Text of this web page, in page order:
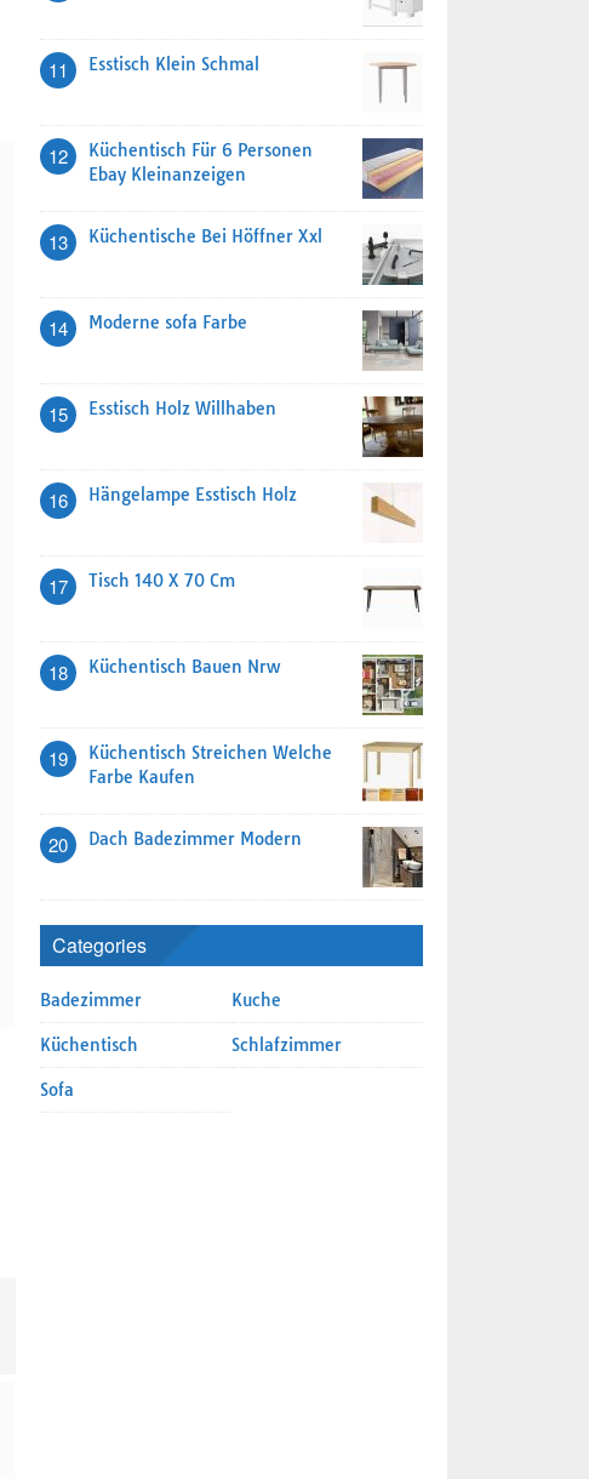
11 Esstisch Klein Schmal
12
Küchentisch Für 6 Personen
Ebay Kleinanzeigen
13 Küchentische Bei Höffner Xxl
14 Moderne sofa Farbe
15 Esstisch Holz Willhaben
16 Hängelampe Esstisch Holz
17 Tisch 140 X 70 Cm
18 Küchentisch Bauen Nrw
19
Küchentisch Streichen Welche
Farbe Kaufen
20 Dach Badezimmer Modern
Categories
Badezimmer Kuche
Küchentisch Schlafzimmer
Sofa